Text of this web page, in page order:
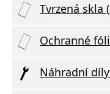
Tvrzená skla
Ochranné
Náhradní